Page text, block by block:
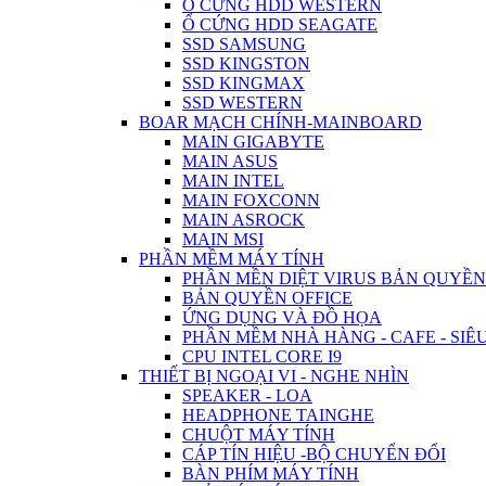
Ổ CỨNG HDD WESTERN
Ổ CỨNG HDD SEAGATE
SSD SAMSUNG
SSD KINGSTON
SSD KINGMAX
SSD WESTERN
BOAR MẠCH CHÍNH-MAINBOARD
MAIN GIGABYTE
MAIN ASUS
MAIN INTEL
MAIN FOXCONN
MAIN ASROCK
MAIN MSI
PHẦN MỀM MÁY TÍNH
PHẦN MỀN DIỆT VIRUS BẢN QUYỀN
BẢN QUYỀN OFFICE
ỨNG DỤNG VÀ ĐỒ HỌA
PHẦN MỀM NHÀ HÀNG - CAFE -
CPU INTEL CORE I9
THIẾT BỊ NGOẠI VI - NGHE NHÌN
SPEAKER - LOA
HEADPHONE TAINGHE
CHUỘT MÁY TÍNH
CÁP TÍN HIỆU -BỘ CHUYỂN ĐỔI
BÀN PHÍM MÁY TÍNH